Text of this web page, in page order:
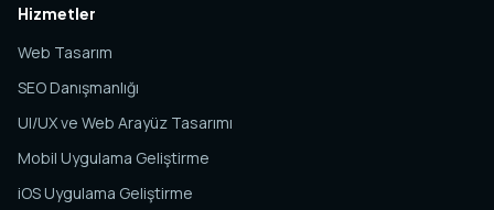
Hizmetler
Web Tasarım
SEO Danışmanlığı
UI/UX ve Web Arayüz Tasarımı
Mobil Uygulama Geliştirme
iOS Uygulama Geliştirme